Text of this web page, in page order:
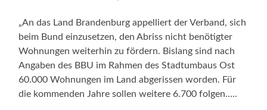
„An das Land Brandenburg appelliert der Verband, sich
beim Bund einzusetzen, den Abriss nicht benötigter
Wohnungen weiterhin zu fördern. Bislang sind nach
Angaben des BBU im Rahmen des Stadtumbaus Ost
60.000 Wohnungen im Land abgerissen worden. Für
die kommenden Jahre sollen weitere 6.700 folgen…..